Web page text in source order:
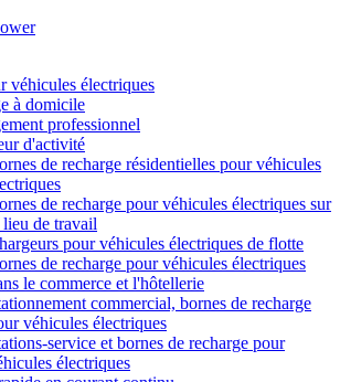
véhicules électriques
à domicile
professionnel
d'activité
de recharge résidentielles pour véhicules
de recharge pour véhicules électriques sur
lieu de travail
pour véhicules électriques de flotte
de recharge pour véhicules électriques
le commerce et l'hôtellerie
commercial, bornes de recharge
véhicules électriques
service et bornes de recharge pour
électriques